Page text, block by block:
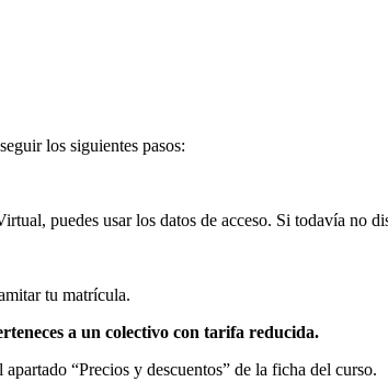
los siguientes pasos:
puedes usar los datos de acceso. Si todavía no
tu matrícula.
a un colectivo con tarifa reducida.
“Precios y descuentos” de la ficha del curso.